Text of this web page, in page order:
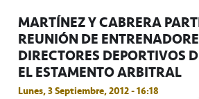
MARTÍNEZ Y CABRERA
REUNIÓN DE
DIRECTORES DEPORTIVOS
EL ESTAMENTO ARBITRAL
Lunes, 3 Septiembre, 2012 - 16:18